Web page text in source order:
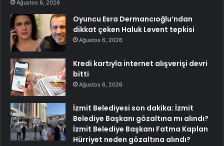
Ağustos 6, 2026
Oyuncu Esra Dermancıoğlu’ndan
dikkat çeken Haluk Levent tepkisi
Ağustos 6, 2026
Kredi kartıyla internet alışverişi devri
bitti
Ağustos 6, 2026
İzmit Belediyesi son dakika: İzmit
Belediye Başkanı gözaltına mı alındı?
İzmit Belediye Başkanı Fatma Kaplan
Hürriyet neden gözaltına alındı?